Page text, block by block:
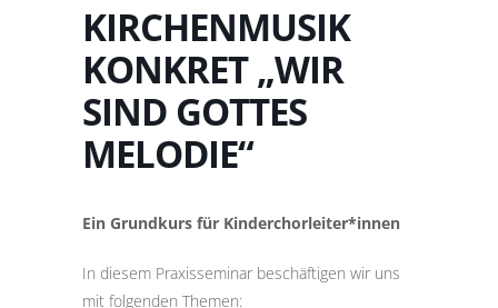
KIRCHENMUSIK
KONKRET „WIR
SIND GOTTES
MELODIE“
Ein Grundkurs für Kinderchorleiter*innen
In diesem Praxisseminar beschäftigen wir uns
mit folgenden Themen: